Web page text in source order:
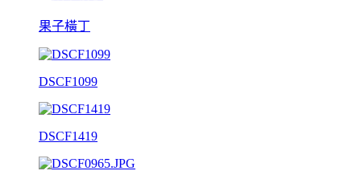
果子橫丁
DSCF1099
DSCF1419